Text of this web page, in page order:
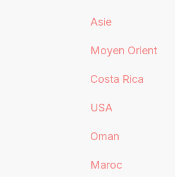
Asie
Moyen Orient
Costa Rica
USA
Oman
Maroc